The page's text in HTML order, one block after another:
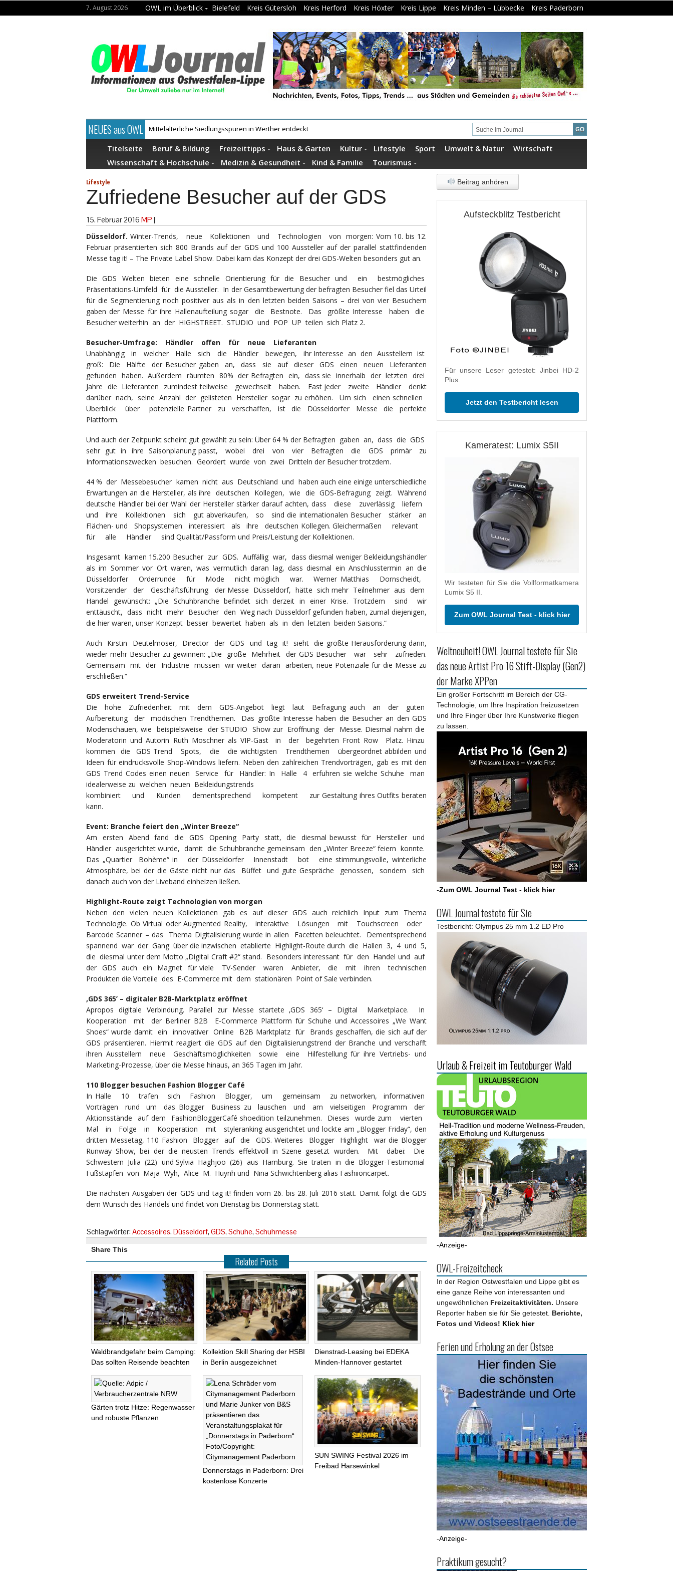
7. August 2026 OWL im Überblick Bielefeld Kreis Gütersloh Kreis Herford Kreis Höxter Kreis Lippe Kreis Minden – Lübbecke Kreis Paderborn
NEUES aus OWL Mühlenquilter auf dem Museumshof zeigen ihre Quilts
Titelseite Beruf & Bildung Freizeittipps Haus & Garten Kultur Lifestyle Sport Umwelt & Natur
Wirtschaft
Wissenschaft & Hochschule
Medizin & Gesundheit Kind & Familie Tourismus
Lifestyle
Zufriedene Besucher auf der GDS
15. Februar 2016 MP |
Düsseldorf. Winter-Trends, neue Kollektionen und Technologien von morgen: Vom 10. bis 12.
Februar präsentierten sich 800 Brands auf der GDS und 100 Aussteller auf der parallel stattfindenden
Messe tag it! – The Private Label Show. Dabei kam das Konzept der drei GDS-Welten besonders gut an.
Die GDS Welten bieten eine schnelle Orientierung für die Besucher und ein bestmögliches
Präsentations-Umfeld für die Aussteller. In der Gesamtbewertung der befragten Besucher fiel das Urteil
für die Segmentierung noch positiver aus als in den letzten beiden Saisons – drei von vier Besuchern
gaben der Messe für ihre Hallenaufteilung sogar die Bestnote. Das größte Interesse haben die
Besucher weiterhin an der HIGHSTREET. STUDIO und POP UP teilen sich Platz 2.
Besucher-Umfrage: Händler offen für neue Lieferanten
Unabhängig in welcher Halle sich die Händler bewegen, ihr Interesse an den Ausstellern ist
groß: Die Hälfte der Besucher gaben an, dass sie auf dieser GDS einen neuen Lieferanten
gefunden haben. Außerdem räumten 80% der Befragten ein, dass sie innerhalb der letzten drei
Jahre die Lieferanten zumindest teilweise gewechselt haben. Fast jeder zweite Händler denkt
darüber nach, seine Anzahl der gelisteten Hersteller sogar zu erhöhen. Um sich einen schnellen
Überblick über potenzielle Partner zu verschaffen, ist die Düsseldorfer Messe die perfekte
Plattform.
Und auch der Zeitpunkt scheint gut gewählt zu sein: Über 64 % der Befragten gaben an, dass die GDS
sehr gut in ihre Saisonplanung passt, wobei drei von vier Befragten die GDS primär zu
Informationszwecken besuchen. Geordert wurde von zwei Dritteln der Besucher trotzdem.
44 % der Messebesucher kamen nicht aus Deutschland und haben auch eine einige unterschiedliche
Erwartungen an die Hersteller, als ihre deutschen Kollegen, wie die GDS-Befragung zeigt. Während
deutsche Händler bei der Wahl der Hersteller stärker darauf achten, dass diese zuverlässig liefern
und ihre Kollektionen sich gut abverkaufen, so sind die internationalen Besucher stärker an
Flächen- und Shopsystemen interessiert als ihre deutschen Kollegen. Gleichermaßen relevant
für alle Händler sind Qualität/Passform und Preis/Leistung der Kollektionen.
Insgesamt kamen 15.200 Besucher zur GDS. Auffällig war, dass diesmal weniger Bekleidungshändler
als im Sommer vor Ort waren, was vermutlich daran lag, dass diesmal ein Anschlusstermin an die
Düsseldorfer Orderrunde für Mode nicht möglich war. Werner Matthias Dornscheidt,
Vorsitzender der Geschäftsführung der Messe Düsseldorf, hätte sich mehr Teilnehmer aus dem
Handel gewünscht: „Die Schuhbranche befindet sich derzeit in einer Krise. Trotzdem sind wir
enttäuscht, dass nicht mehr Besucher den Weg nach Düsseldorf gefunden haben, zumal diejenigen,
die hier waren, unser Konzept besser bewertet haben als in den letzten beiden Saisons.“
Auch Kirstin Deutelmoser, Director der GDS und tag it! sieht die größte Herausforderung darin,
wieder mehr Besucher zu gewinnen: „Die große Mehrheit der GDS-Besucher war sehr zufrieden.
Gemeinsam mit der Industrie müssen wir weiter daran arbeiten, neue Potenziale für die Messe zu
erschließen.“
GDS erweitert Trend-Service
Die hohe Zufriedenheit mit dem GDS-Angebot liegt laut Befragung auch an der guten
Aufbereitung der modischen Trendthemen. Das größte Interesse haben die Besucher an den GDS
Modenschauen, wie beispielsweise der STUDIO Show zur Eröffnung der Messe. Diesmal nahm die
Moderatorin und Autorin Ruth Moschner als VIP-Gast in der begehrten Front Row Platz. Hinzu
kommen die GDS Trend Spots, die die wichtigsten Trendthemen übergeordnet abbilden und
Ideen für eindrucksvolle Shop-Windows liefern. Neben den zahlreichen Trendvorträgen, gab es mit den
GDS Trend Codes einen neuen Service für Händler: In Halle 4 erfuhren sie welche Schuhe man
idealerweise zu welchen neuen Bekleidungstrends
kombiniert und Kunden dementsprechend kompetent zur Gestaltung ihres Outfits beraten
kann.
Event: Branche feiert den „Winter Breeze“
Am ersten Abend fand die GDS Opening Party statt, die diesmal bewusst für Hersteller und
Händler ausgerichtet wurde, damit die Schuhbranche gemeinsam den „Winter Breeze“ feiern konnte.
Das „Quartier Bohème“ in der Düsseldorfer Innenstadt bot eine stimmungsvolle, winterliche
Atmosphäre, bei der die Gäste nicht nur das Büffet und gute Gespräche genossen, sondern sich
danach auch von der Liveband einheizen ließen.
Highlight-Route zeigt Technologien von morgen
Neben den vielen neuen Kollektionen gab es auf dieser GDS auch reichlich Input zum Thema
Technologie. Ob Virtual oder Augmented Reality, interaktive Lösungen mit Touchscreen oder
Barcode Scanner – das Thema Digitalisierung wurde in allen Facetten beleuchtet. Dementsprechend
spannend war der Gang über die inzwischen etablierte Highlight-Route durch die Hallen 3, 4 und 5,
die diesmal unter dem Motto „Digital Craft #2“ stand. Besonders interessant für den Handel und auf
der GDS auch ein Magnet für viele TV-Sender waren Anbieter, die mit ihren technischen
Produkten die Vorteile des E-Commerce mit dem stationären Point of Sale verbinden.
‚GDS 365’ – digitaler B2B-Marktplatz eröffnet
Apropos digitale Verbindung. Parallel zur Messe startete ‚GDS 365‘ – Digital Marketplace. In
Kooperation mit der Berliner B2B E-Commerce Plattform für Schuhe und Accessoires „We Want
Shoes“ wurde damit ein innovativer Online B2B Marktplatz für Brands geschaffen, die sich auf der
GDS präsentieren. Hiermit reagiert die GDS auf den Digitalisierungstrend der Branche und verschafft
ihren Ausstellern neue Geschäftsmöglichkeiten sowie eine Hilfestellung für ihre Vertriebs- und
Marketing-Prozesse, über die Messe hinaus, an 365 Tagen im Jahr.
110 Blogger besuchen Fashion Blogger Café
In Halle 10 trafen sich Fashion Blogger, um gemeinsam zu networken, informativen
Vorträgen rund um das Blogger Business zu lauschen und am vielseitigen Programm der
Aktionsstände auf dem FashionBloggerCafé shoedition teilzunehmen. Dieses wurde zum vierten
Mal in Folge in Kooperation mit styleranking ausgerichtet und lockte am „Blogger Friday“, den
dritten Messetag, 110 Fashion Blogger auf die GDS. Weiteres Blogger Highlight war die Blogger
Runway Show, bei der die neusten Trends effektvoll in Szene gesetzt wurden. Mit dabei: Die
Schwestern Julia (22) und Sylvia Haghjoo (26) aus Hamburg. Sie traten in die Blogger-Testimonial
Fußstapfen von Maja Wyh, Alice M. Huynh und Nina Schwichtenberg alias Fashiioncarpet.
Die nächsten Ausgaben der GDS und tag it! finden vom 26. bis 28. Juli 2016 statt. Damit folgt die GDS
dem Wunsch des Handels und findet von Dienstag bis Donnerstag statt.
Schlagwörter: Accessoires, Düsseldorf, GDS, Schuhe, Schuhmesse
Share This
Related Posts
Waldbrandgefahr beim Camping:
Das sollten Reisende beachten
Kollektion Skill Sharing der HSBI
in Berlin ausgezeichnet
Dienstrad-Leasing bei EDEKA
Minden-Hannover gestartet
Gärten trotz Hitze: Regenwasser
und robuste Pflanzen
Donnerstags in Paderborn: Drei
kostenlose Konzerte
SUN SWING Festival 2026 im
Freibad Harsewinkel
Beitrag anhören
Aufsteckblitz Testbericht
Für unsere Leser getestet: Jinbei HD-2
Plus.
Jetzt den Testbericht lesen
Kameratest: Lumix S5II
Wir testeten für Sie die Vollformatkamera
Lumix S5 II.
Zum OWL Journal Test - klick hier
Weltneuheit! OWL Journal testete für Sie
das neue Artist Pro 16 Stift-Display (Gen2)
der Marke XPPen
Ein großer Fortschritt im Bereich der CG-
Technologie, um Ihre Inspiration freizusetzen
und Ihre Finger über Ihre Kunstwerke fliegen
zu lassen.
-Zum OWL Journal Test - klick hier
OWL Journal testete für Sie
Testbericht: Olympus 25 mm 1.2 ED Pro
Urlaub & Freizeit im Teutoburger Wald
-Anzeige-
OWL-Freizeitcheck
In der Region Ostwestfalen und Lippe gibt es
eine ganze Reihe von interessanten und
ungewöhnlichen Freizeitaktivitäten. Unsere
Reporter haben sie für Sie getestet. Berichte,
Fotos und Videos! Klick hier
Ferien und Erholung an der Ostsee
-Anzeige-
Praktikum gesucht?